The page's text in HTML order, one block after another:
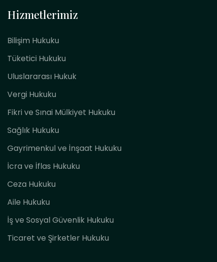
Hizmetlerimiz
Bilişim Hukuku
Tüketici Hukuku
Uluslararası Hukuk
Vergi Hukuku
Fikri ve Sınai Mülkiyet Hukuku
Sağlık Hukuku
Gayrimenkul ve İnşaat Hukuku
İcra ve İflas Hukuku
Ceza Hukuku
Aile Hukuku
İş ve Sosyal Güvenlik Hukuku
Ticaret ve Şirketler Hukuku